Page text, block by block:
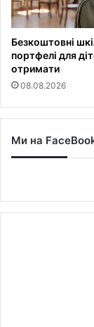
Безкоштовні
портфелі для
отримати
08.08.2026
Ми на